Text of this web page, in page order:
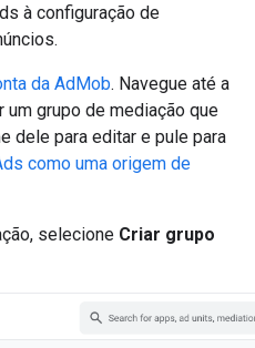
à configuração de
da AdMob. Navegue até a
um grupo de mediação que
dele para editar e pule para
como uma origem de
selecione Criar grupo